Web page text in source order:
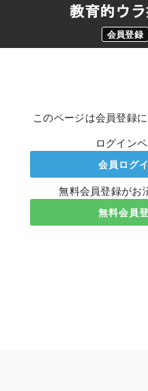
会員登録
このページは会員登録
ログイン
会員ログ
無料会員登録がお
無料会員